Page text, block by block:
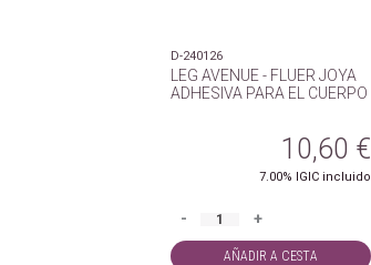
D-240126
LEG AVENUE - FLUER JOYA
ADHESIVA PARA EL CUERPO
10,60 €
7.00% IGIC incluido
- +
AÑADIR A CESTA